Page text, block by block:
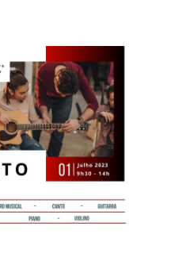
por temas que
Musical.